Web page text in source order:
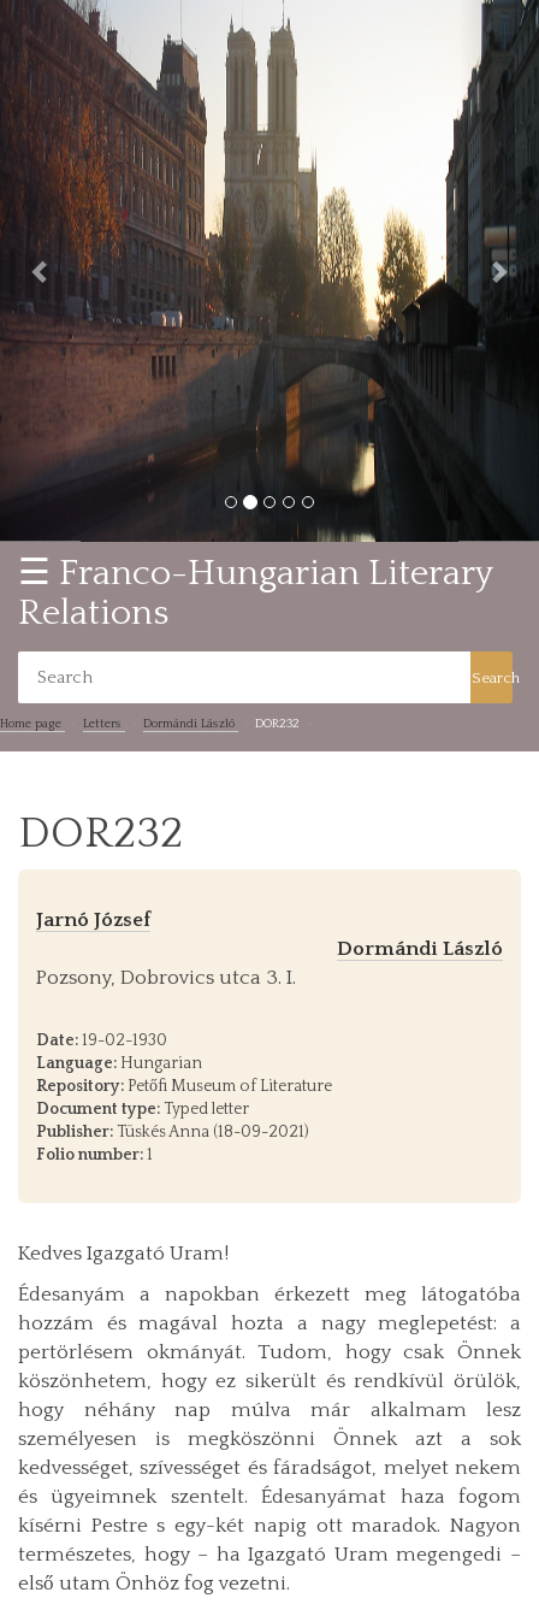
Previous
☰ Franco-Hungarian Literary
Relations
Search
Home page Letters Dormándi László DOR232
DOR232
Jarnó József
Dormándi László
Pozsony, Dobrovics utca 3. I.
Date:19-02-1930
Language: Hungarian
Repository: Petőfi Museum of Literature
Document type: Typed letter
Publisher: Tüskés Anna (18-09-2021)
Folio number:1
Kedves Igazgató Uram!
Édesanyám a napokban érkezett meg látogatóba
hozzám és magával hozta a nagy meglepetést: a
pertörlésem okmányát. Tudom, hogy csak Önnek
köszönhetem, hogy ez sikerült és rendkívül örülök,
hogy néhány nap múlva már alkalmam lesz
személyesen is megköszönni Önnek azt a sok
kedvességet, szívességet és fáradságot, melyet nekem
és ügyeimnek szentelt. Édesanyámat haza fogom
kísérni Pestre s egy-két napig ott maradok. Nagyon
természetes, hogy – ha Igazgató Uram megengedi –
első utam Önhöz fog vezetni.